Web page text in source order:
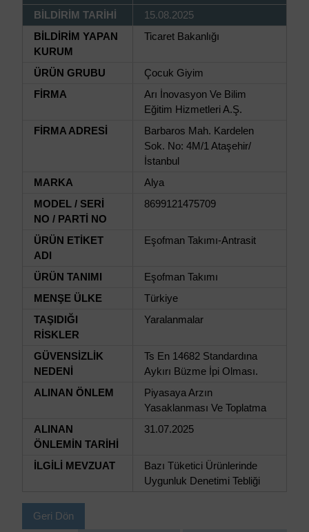
BİLDİRİM TARİHİ
15.08.2025
BİLDİRİM YAPAN
KURUM
Ticaret Bakanlığı
ÜRÜN GRUBU
Çocuk Giyim
FİRMA
Arı İnovasyon Ve Bilim
Eğitim Hizmetleri A.Ş.
FİRMA ADRESİ
Barbaros Mah. Kardelen
Sok. No: 4M/1 Ataşehir/
İstanbul
MARKA
Alya
MODEL / SERİ
NO / PARTİ NO
8699121475709
ÜRÜN ETİKET
ADI
Eşofman Takımı-Antrasit
ÜRÜN TANIMI
Eşofman Takımı
MENŞE ÜLKE
Türkiye
TAŞIDIĞI
RİSKLER
Yaralanmalar
GÜVENSİZLİK
NEDENİ
Ts En 14682 Standardına
Aykırı Büzme İpi Olması.
ALINAN ÖNLEM
Piyasaya Arzın
Yasaklanması Ve Toplatma
ALINAN
ÖNLEMİN TARİHİ
31.07.2025
İLGİLİ MEVZUAT
Bazı Tüketici Ürünlerinde
Uygunluk Denetimi Tebliği
Geri Dön